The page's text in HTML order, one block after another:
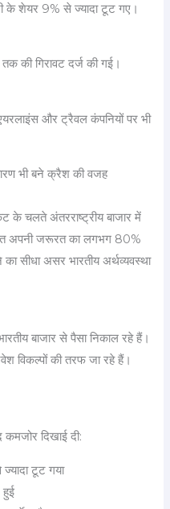
के शेयर 9% से ज्यादा टूट गए।
की गिरावट दर्ज की गई।
और ट्रैवल कंपनियों पर भी
भी बने क्रैश की वजह
के चलते अंतरराष्ट्रीय बाजार में
अपनी जरूरत का लगभग 80%
सीधा असर भारतीय अर्थव्यवस्था
बाजार से पैसा निकाल रहे हैं।
विकल्पों की तरफ जा रहे हैं।
कमजोर दिखाई दी:
टूट गया
हुई